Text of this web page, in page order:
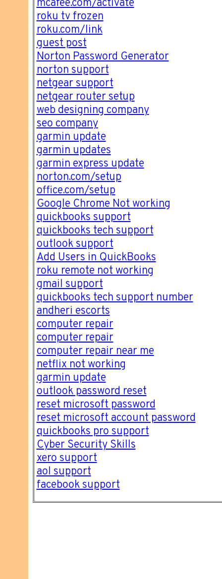
mcafee.com/activate
roku tv frozen
roku.com/link
guest post
Norton Password Generator
norton support
netgear support
netgear router setup
web designing company
seo company
garmin update
garmin updates
garmin express update
norton.com/setup
office.com/setup
Google Chrome Not working
quickbooks support
quickbooks tech support
outlook support
Add Users in QuickBooks
roku remote not working
gmail support
quickbooks tech support number
andheri escorts
computer repair
computer repair
computer repair near me
netflix not working
garmin update
outlook password reset
reset microsoft password
reset microsoft account password
quickbooks pro support
Cyber Security Skills
xero support
aol support
facebook support